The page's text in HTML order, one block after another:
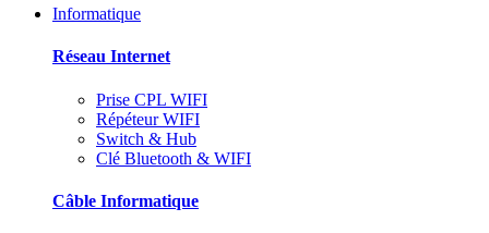
Informatique
Réseau Internet
Prise CPL WIFI
Répéteur WIFI
Switch & Hub
Clé Bluetooth & WIFI
Câble Informatique